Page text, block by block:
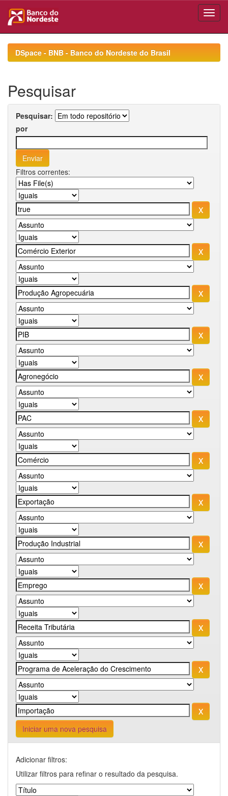
navigationDSpace - BNB - Banco do Nordeste do Brasil
Pesquisar
Pesquisar:
por
Filtros correntes:
Iniciar uma nova pesquisa
Adicionar filtros:
Utilizar filtros para refinar o resultado da pesquisa.